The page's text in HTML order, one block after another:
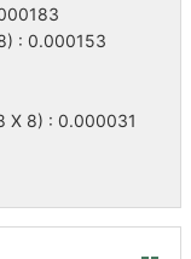
: 0.000153
X 8) : 0.000031